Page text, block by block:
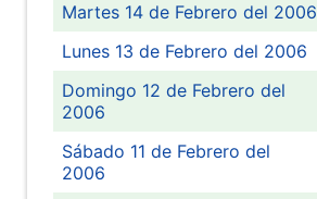
Martes 14 de Febrero del 2006
Lunes 13 de Febrero del 2006
Domingo 12 de Febrero del
2006
Sábado 11 de Febrero del
2006